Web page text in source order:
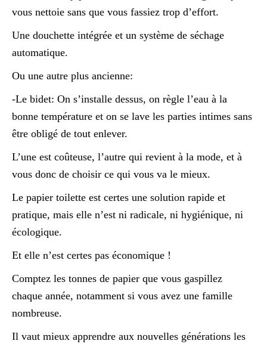
vous nettoie sans que vous fassiez trop d’effort.
Une douchette intégrée et un système de séchage
automatique.
Ou une autre plus ancienne:
-Le bidet: On s’installe dessus, on règle l’eau à la
bonne température et on se lave les parties intimes sans
être obligé de tout enlever.
L’une est coûteuse, l’autre qui revient à la mode, et à
vous donc de choisir ce qui vous va le mieux.
Le papier toilette est certes une solution rapide et
pratique, mais elle n’est ni radicale, ni hygiénique, ni
écologique.
Et elle n’est certes pas économique !
Comptez les tonnes de papier que vous gaspillez
chaque année, notamment si vous avez une famille
nombreuse.
Il vaut mieux apprendre aux nouvelles générations les